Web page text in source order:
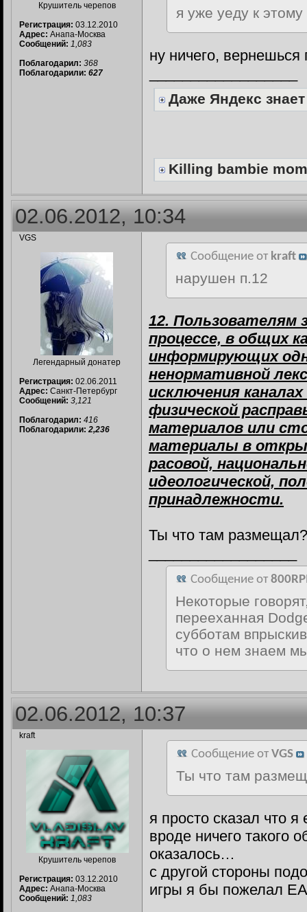
Крушитель черепов
Регистрация: 03.12.2010
Адрес: Анапа-Москва
Сообщений: 1,083
Поблагодарил: 368
Поблагодарили: 627
я уже уеду к
ну ничего,
Даже Яндекс знает
Killing bambie mom
02.06.2012, 10:34
VGS
Легендарный донатер
Регистрация: 02.06.2011
Адрес: Санкт-Петербург
Сообщений: 3,121
Поблагодарил: 416
Поблагодарили: 2,236
Сообщение от kraft
нарушен п.12
12. Пользователям
процессе, в общих
информирующих
ненормативной
исключения
физической
материалов или
материалы в
расовой,
идеологической,
принадлежности.
Ты что там
Сообщение от
Некоторые
перееханная
субботам
что о нем знаем
02.06.2012, 10:37
kraft
Крушитель черепов
Регистрация: 03.12.2010
Адрес: Анапа-Москва
Сообщений: 1,083
Сообщение от VGS
Ты что там
я просто сказал что
вроде ничего такого
оказалось…
с другой стороны
игры я бы пожелал